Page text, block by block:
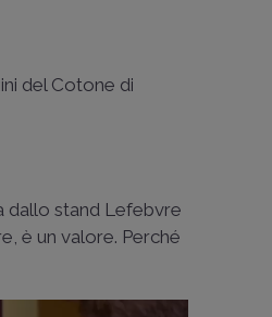
del Cotone di
dallo stand Lefebvre
è un valore. Perché